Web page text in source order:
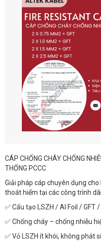
CÁP CHỐNG CHÁY CHỐNG
THỐNG PCCC
Giải pháp cáp chuyên dụng
thoát hiểm tại các công trình
✅ Cấu tạo LSZH / Al Foil / GFT
✅ Chống cháy – chống nhiễu
✅ Vỏ LSZH ít khói, không phát